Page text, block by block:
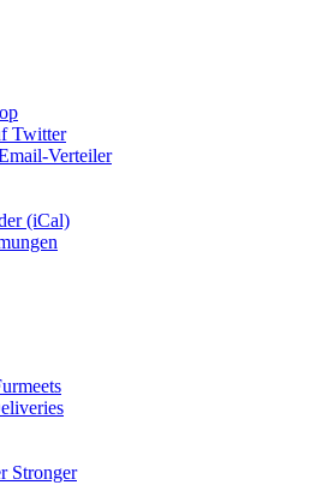
Twitter
Verteiler
(iCal)
Stronger